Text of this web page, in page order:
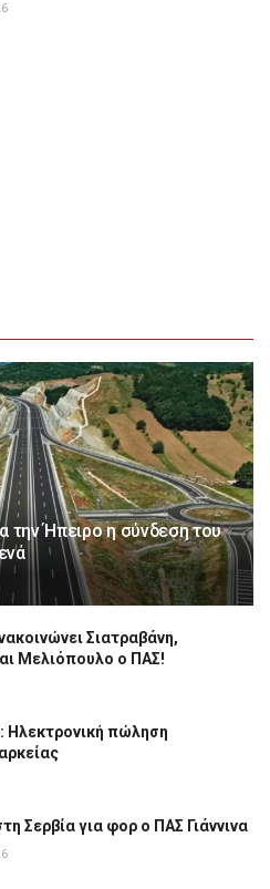
την Ήπειρο η σύνδεση του
Σιατραβάνη,
Μελιόπουλο ο ΠΑΣ!
Hλεκτρονική πώληση
Σερβία για φορ ο ΠΑΣ Γιάννινα